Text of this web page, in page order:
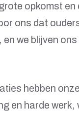
opkomst
ons dat
we blijven
hebben
en harde